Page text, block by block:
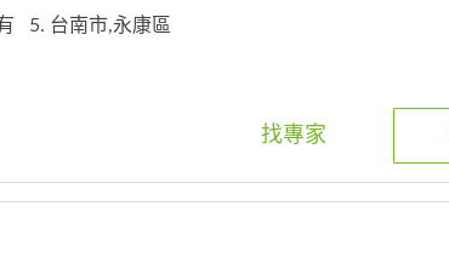
5. 台南市,永康區
找專家